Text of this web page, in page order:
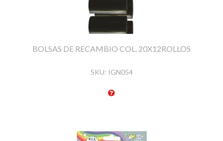
BOLSAS DE RECAMBIO COL. 20X12ROLLOS
SKU: IGN054